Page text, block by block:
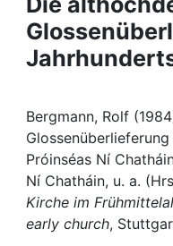
People
Awards
My FIS
Help
Bergmann, Rolf
Próinséas Ní
Ní Chatháin, u. a.
Kirche im
early church,